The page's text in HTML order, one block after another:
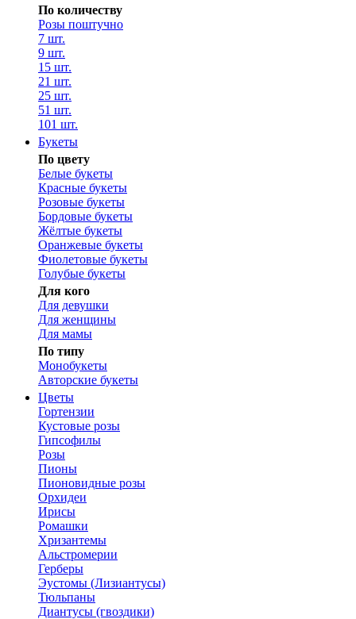
По количеству
Розы поштучно
7 шт.
9 шт.
15 шт.
21 шт.
25 шт.
51 шт.
101 шт.
Букеты
По цвету
Белые букеты
Красные букеты
Розовые букеты
Бордовые букеты
Жёлтые букеты
Оранжевые букеты
Фиолетовые букеты
Голубые букеты
Для кого
Для девушки
Для женщины
Для мамы
По типу
Монобукеты
Авторские букеты
Цветы
Гортензии
Кустовые розы
Гипсофилы
Розы
Пионы
Пионовидные розы
Орхидеи
Ирисы
Ромашки
Хризантемы
Альстромерии
Герберы
Эустомы (Лизиантусы)
Тюльпаны
Диантусы (гвоздики)